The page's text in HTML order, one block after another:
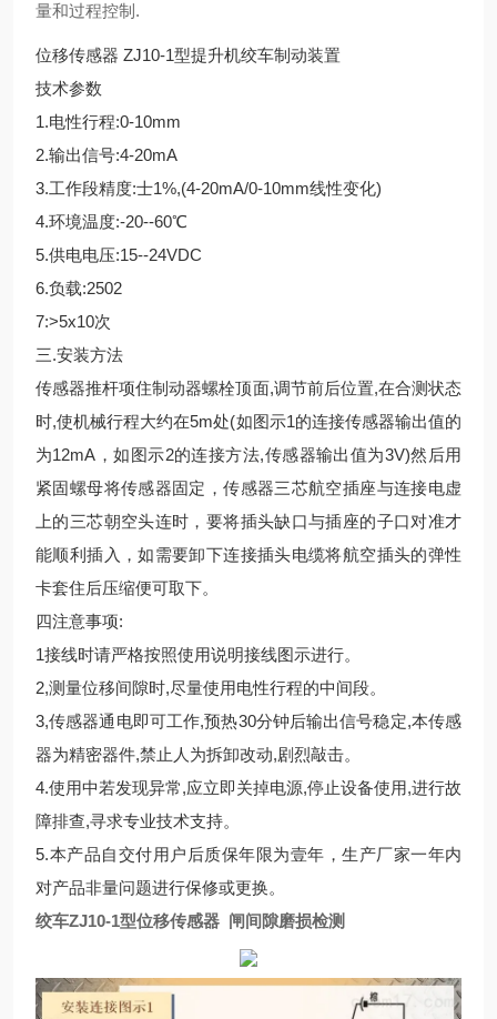
量和过程控制.
位移传感器 ZJ10-1型提升机绞车制动装置
技术参数
1.电性行程:0-10mm
2.输出信号:4-20mA
3.工作段精度:士1%,(4-20mA/0-10mm线性变化)
4.环境温度:-20--60℃
5.供电电压:15--24VDC
6.负载:2502
7:>5x10次
三.安装方法
传感器推杆项住制动器螺栓顶面,调节前后位置,在合测状态
时,使机械行程大约在5m处(如图示1的连接传感器输出值的
为12mA，如图示2的连接方法,传感器输出值为3V)然后用
紧固螺母将传感器固定，传感器三芯航空插座与连接电虚
上的三芯朝空头连时，要将插头缺口与插座的子口对准才
能顺利插入，如需要卸下连接插头电缆将航空插头的弹性
卡套住后压缩便可取下。
四注意事项:
1接线时请严格按照使用说明接线图示进行。
2,测量位移间隙时,尽量使用电性行程的中间段。
3,传感器通电即可工作,预热30分钟后输出信号稳定,本传感
器为精密器件,禁止人为拆卸改动,剧烈敲击。
4.使用中若发现异常,应立即关掉电源,停止设备使用,进行故
障排查,寻求专业技术支持。
5.本产品自交付用户后质保年限为壹年，生产厂家一年内
对产品非量问题进行保修或更换。
绞车ZJ10-1型位移传感器 闸间隙磨损检测